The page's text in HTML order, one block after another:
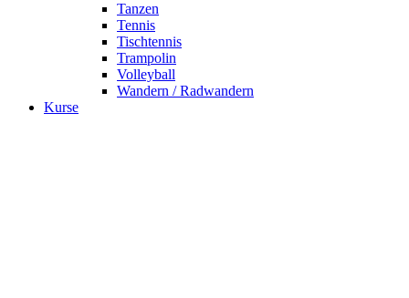
Tanzen
Tennis
Tischtennis
Trampolin
Volleyball
Wandern / Radwandern
Kurse